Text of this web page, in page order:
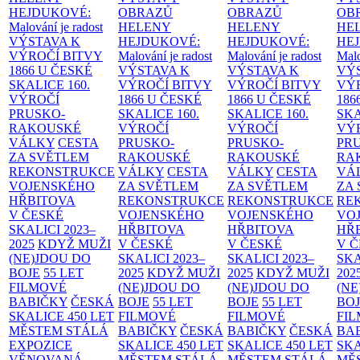
HEJDUKOVÉ:
Malování je radost
VÝSTAVA K
VÝROČÍ BITVY
1866 U ČESKÉ
SKALICE 160.
VÝROČÍ
PRUSKO-
RAKOUSKÉ
VÁLKY CESTA
ZA SVĚTLEM
REKONSTRUKCE
VOJENSKÉHO
HŘBITOVA
V ČESKÉ
SKALICI 2023–
2025 KDYŽ MUŽI
(NE)JDOU DO
BOJE 55 LET
FILMOVÉ
BABIČKY ČESKÁ
SKALICE 450 LET
MĚSTEM STÁLÁ
EXPOZICE
OBRAZŮ
HELENY
HEJDUKOVÉ:
Malování je radost
VÝSTAVA K
VÝROČÍ BITVY
1866 U ČESKÉ
SKALICE 160.
VÝROČÍ
PRUSKO-
RAKOUSKÉ
VÁLKY CESTA
ZA SVĚTLEM
REKONSTRUKCE
VOJENSKÉHO
HŘBITOVA
V ČESKÉ
SKALICI 2023–
2025 KDYŽ MUŽI
(NE)JDOU DO
BOJE 55 LET
FILMOVÉ
BABIČKY ČESKÁ
SKALICE 450 LET
OBRAZŮ
HELENY
HEJDUKOVÉ:
Malování je radost
VÝSTAVA K
VÝROČÍ BITVY
1866 U ČESKÉ
SKALICE 160.
VÝROČÍ
PRUSKO-
RAKOUSKÉ
VÁLKY CESTA
ZA SVĚTLEM
REKONSTRUKCE
VOJENSKÉHO
HŘBITOVA
V ČESKÉ
SKALICI 2023–
2025 KDYŽ MUŽI
(NE)JDOU DO
BOJE 55 LET
FILMOVÉ
BABIČKY ČESKÁ
SKALICE 450 LET
ZA
V